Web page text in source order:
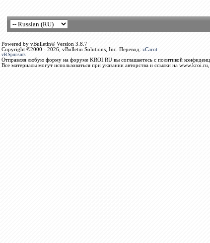
Powered by vBulletin® Version 3.8.7
Copyright ©2000 - 2026, vBulletin Solutions, Inc. Перевод: zCarot
vB.Sponsors
Отправляя любую форму на форуме KROI.RU вы соглашаетесь с политикой
Все материалы могут использоваться при указании авторства и ссылки на www.kroi.ru,